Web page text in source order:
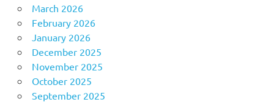
March 2026
February 2026
January 2026
December 2025
November 2025
October 2025
September 2025